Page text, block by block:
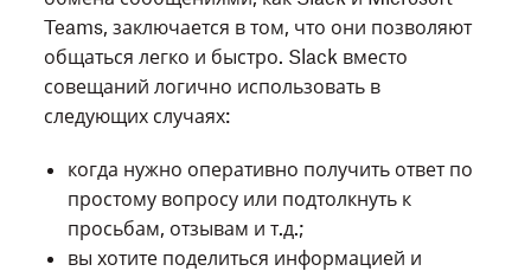
Teams, заключается в том, что они позволяют
общаться легко и быстро. Slack вместо
совещаний логично использовать в
следующих случаях:
когда нужно оперативно получить ответ по
простому вопросу или подтолкнуть к
просьбам, отзывам и т.д.;
вы хотите поделиться информацией и